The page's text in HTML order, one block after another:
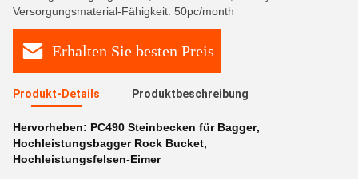
Versorgungsmaterial-Fähigkeit: 50pc/month
Erhalten Sie besten Preis
Produkt-Details Produktbeschreibung
Hervorheben: PC490 Steinbecken für Bagger,
Hochleistungsbagger Rock Bucket,
Hochleistungsfelsen-Eimer